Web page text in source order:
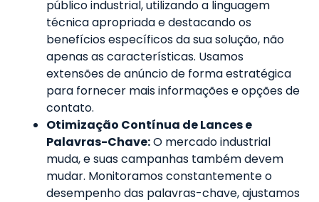
público industrial, utilizando a linguagem
técnica apropriada e destacando os
benefícios específicos da sua solução, não
apenas as características. Usamos
extensões de anúncio de forma estratégica
para fornecer mais informações e opções de
contato.
Otimização Contínua de Lances e
Palavras-Chave:O mercado industrial
muda, e suas campanhas também devem
mudar. Monitoramos constantemente o
desempenho das palavras-chave, ajustamos